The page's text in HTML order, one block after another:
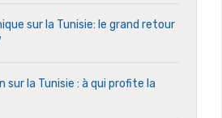
sur la Tunisie: le grand retour
sur la Tunisie : à qui profite la